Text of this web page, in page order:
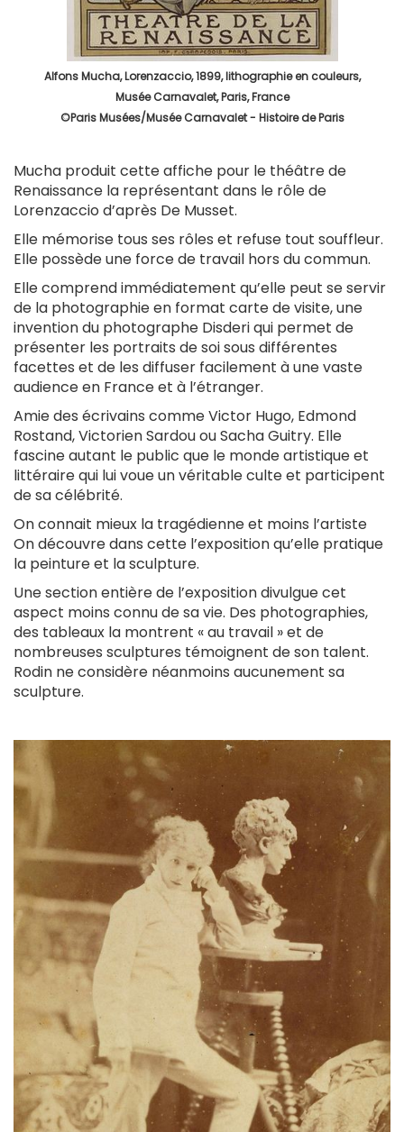
Alfons Mucha, Lorenzaccio, 1899, lithographie en couleurs,
Musée Carnavalet, Paris, France
©Paris Musées/Musée Carnavalet - Histoire de Paris
Mucha produit cette affiche pour le théâtre de
Renaissance la représentant dans le rôle de
Lorenzaccio d’après De Musset.
Elle mémorise tous ses rôles et refuse tout souffleur.
Elle possède une force de travail hors du commun.
Elle comprend immédiatement qu’elle peut se servir
de la photographie en format carte de visite, une
invention du photographe Disderi qui permet de
présenter les portraits de soi sous différentes
facettes et de les diffuser facilement à une vaste
audience en France et à l’étranger.
Amie des écrivains comme Victor Hugo, Edmond
Rostand, Victorien Sardou ou Sacha Guitry. Elle
fascine autant le public que le monde artistique et
littéraire qui lui voue un véritable culte et participent
de sa célébrité.
On connait mieux la tragédienne et moins l’artiste
On découvre dans cette l’exposition qu’elle pratique
la peinture et la sculpture.
Une section entière de l’exposition divulgue cet
aspect moins connu de sa vie. Des photographies,
des tableaux la montrent « au travail » et de
nombreuses sculptures témoignent de son talent.
Rodin ne considère néanmoins aucunement sa
sculpture.